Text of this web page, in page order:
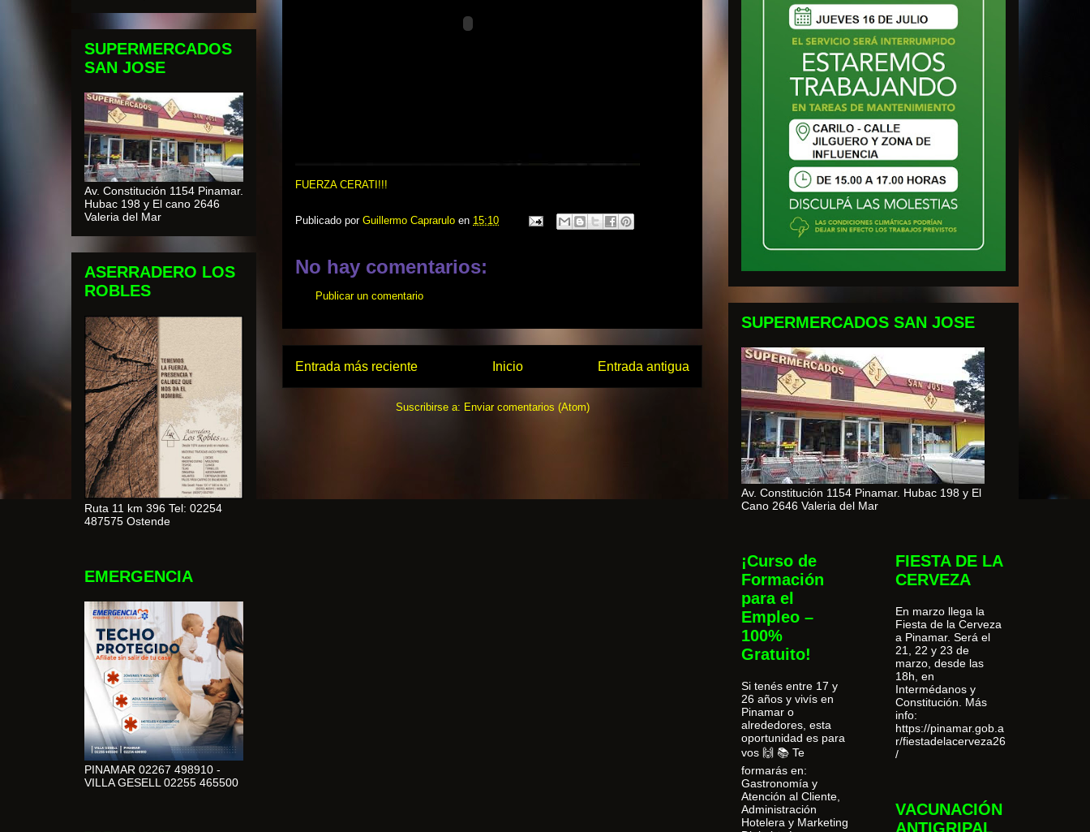
FUERZA CERATI!!!
Publicado por Guillermo Caprarulo en 15:10
No hay comentarios:
Publicar un comentario
Entrada más reciente Entrada antigua
Inicio
Suscribirse a: Enviar comentarios (Atom)
SUPERMERCADOS
SAN JOSE
Av. Constitución 1154 Pinamar.
Hubac 198 y El cano 2646
Valeria del Mar
ASERRADERO LOS
ROBLES
Ruta 11 km 396 Tel: 02254
487575 Ostende
EMERGENCIA
PINAMAR 02267 498910 -
VILLA GESELL 02255 465500
SUPERMERCADOS SAN JOSE
Av. Constitución 1154 Pinamar. Hubac 198 y El
Cano 2646 Valeria del Mar
¡Curso de
Formación
para el
Empleo –
100%
Gratuito!
Si tenés entre 17 y
26 años y vivís en
Pinamar o
alrededores, esta
oportunidad es para
vos 🙌 📚 Te
formarás en:
Gastronomía y
Atención al Cliente,
Administración
Hotelera y Marketing
FIESTA DE LA
CERVEZA
En marzo llega la
Fiesta de la Cerveza
a Pinamar. Será el
21, 22 y 23 de
marzo, desde las
18h, en
Intermédanos y
Constitución. Más
info:
https://pinamar.gob.a
r/fiestadelacerveza26
/
VACUNACIÓN
ANTIGRIPAL